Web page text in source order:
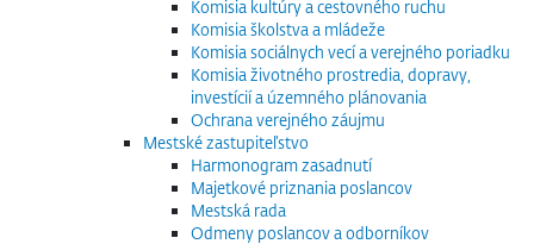
Komisia kultúry a cestovného ruchu
Komisia školstva a mládeže
Komisia sociálnych vecí a verejného poriadku
Komisia životného prostredia, dopravy,
investícií a územného plánovania
Ochrana verejného záujmu
Mestské zastupiteľstvo
Harmonogram zasadnutí
Majetkové priznania poslancov
Mestská rada
Odmeny poslancov a odborníkov